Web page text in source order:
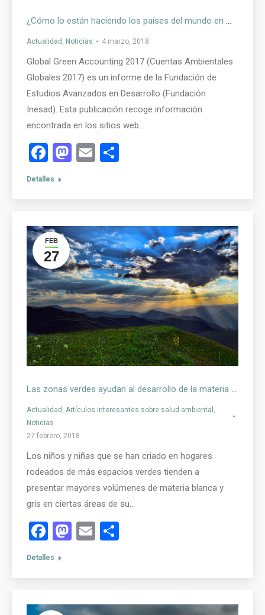
¿Cómo lo están haciendo los países del mundo en materia de cuentas ambientales?
Actualidad , Noticias 4 marzo, 2018
Global Green Accounting 2017 (Cuentas Ambientales
Globales 2017) es un informe de la Fundación de
Estudios Avanzados en Desarrollo (Fundación
Inesad). Esta publicación recoge información
encontrada en los sitios web…
Facebook
Mastodon
Email
Detalles
FEB
27
Las zonas verdes ayudan al desarrollo de la materia gris del cerebro
Actualidad , Artículos interesantes sobre salud ambiental ,
Noticias
27 febrero, 2018
Los niños y niñas que se han criado en hogares
rodeados de más espacios verdes tienden a
presentar mayores volúmenes de materia blanca y
gris en ciertas áreas de su…
Facebook
Mastodon
Email
Detalles